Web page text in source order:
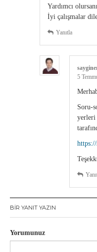
Yardımcı
İyi çalışmalar
Yanıtla
5
Soru-
yerleri
BIR YANIT YAZIN
Yorumunuz